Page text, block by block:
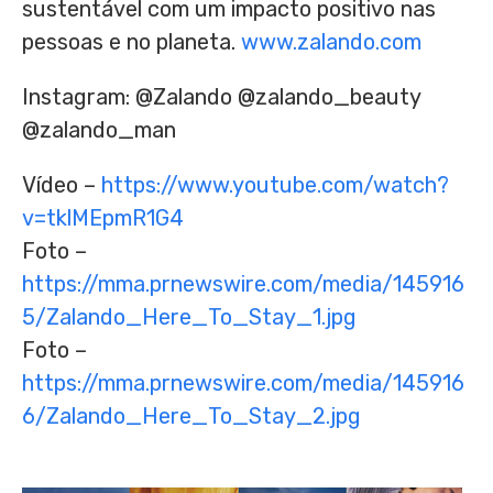
sustentável com um impacto positivo nas
pessoas e no planeta. www.zalando.com
Instagram: @Zalando @zalando_beauty
@zalando_man
Vídeo – https://www.youtube.com/watch?
v=tklMEpmR1G4
Foto –
https://mma.prnewswire.com/media/145916
5/Zalando_Here_To_Stay_1.jpg
Foto –
https://mma.prnewswire.com/media/145916
6/Zalando_Here_To_Stay_2.jpg